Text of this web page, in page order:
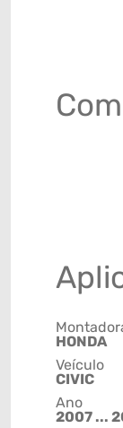
HONDA
Veículo
CIVIC
Ano
2007 ...